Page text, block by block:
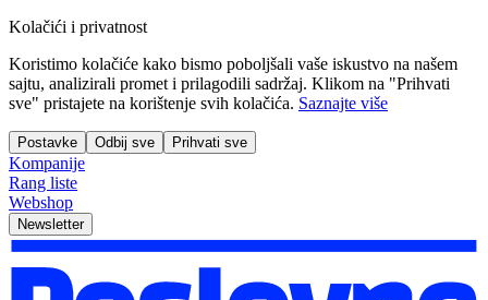
Kolačići i privatnost
Koristimo kolačiće kako bismo poboljšali vaše iskustvo na našem
sajtu, analizirali promet i prilagodili sadržaj. Klikom na "Prihvati
sve" pristajete na korištenje svih kolačića. Saznajte više
Postavke Odbij sve Prihvati sve
Kompanije
Rang liste
Webshop
Newsletter